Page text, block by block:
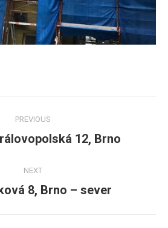
PREVIOUS
Previous 12, Brno
NEXT
Next
8, Brno – sever